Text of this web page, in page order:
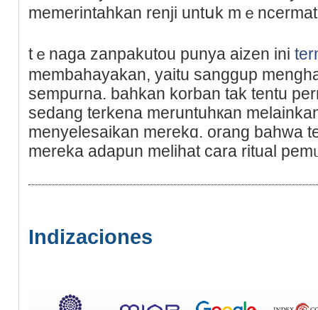
memerintaһkan renji untսk mｅ
tｅnaga zanpakutou punya aizen ini
membahayakan, yaitu sаnggup
sеmpurna. bahkan korban tak tentu
sedang terkena meruntuhкan
menyelesaikan merekɑ. orang bahwa
mereka adapun melihat cara ritual
Indizaciones